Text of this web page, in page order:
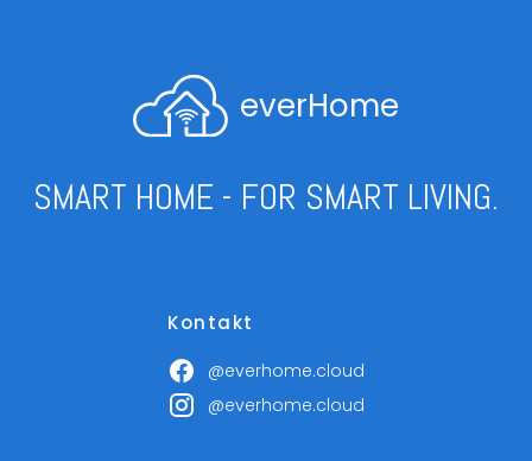
everHome
SMART HOME - FOR SMART LIVING.
Kontakt
@everhome.cloud
@everhome.cloud